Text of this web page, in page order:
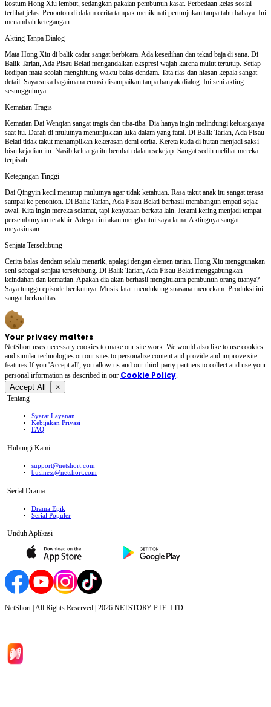
kostum Hong Xiu lembut, sedangkan pakaian pembunuh kasar. Perbedaan kelas sosial
terlihat jelas. Penonton di dalam cerita tampak menikmati pertunjukan tanpa tahu bahaya. Ini
menambah ketegangan.
Akting Tanpa Dialog
Mata Hong Xiu di balik cadar sangat berbicara. Ada kesedihan dan tekad baja di sana. Di
Balik Tarian, Ada Pisau Belati mengandalkan ekspresi wajah karena mulut tertutup. Setiap
kedipan mata seolah menghitung waktu balas dendam. Tata rias dan hiasan kepala sangat
detail. Saya suka bagaimana emosi disampaikan tanpa banyak dialog. Ini seni akting
sesungguhnya.
Kematian Tragis
Kematian Dai Wenqian sangat tragis dan tiba-tiba. Dia hanya ingin melindungi keluarganya
saat itu. Darah di mulutnya menunjukkan luka dalam yang fatal. Di Balik Tarian, Ada Pisau
Belati tidak takut menampilkan kekerasan demi cerita. Kereta kuda di hutan menjadi saksi
bisu kejadian itu. Nasib keluarga itu berubah dalam sekejap. Sangat sedih melihat mereka
terpisah.
Ketegangan Tinggi
Dai Qingyin kecil menutup mulutnya agar tidak ketahuan. Rasa takut anak itu sangat terasa
sampai ke penonton. Di Balik Tarian, Ada Pisau Belati berhasil membangun empati sejak
awal. Kita ingin mereka selamat, tapi kenyataan berkata lain. Jerami kering menjadi tempat
persembunyian terakhir. Adegan ini akan menghantui saya lama. Aktingnya sangat
meyakinkan.
Senjata Terselubung
Cerita balas dendam selalu menarik, apalagi dengan elemen tarian. Hong Xiu menggunakan
seni sebagai senjata terselubung. Di Balik Tarian, Ada Pisau Belati menggabungkan
keindahan dan kematian. Apakah dia akan berhasil menghukum pembunuh orang tuanya?
Saya tunggu episode berikutnya. Musik latar mendukung suasana mencekam. Produksi ini
sangat berkualitas.
Your privacy matters
NetShort uses necessary cookies to make our site work. We would also like to use cookies
and similar technologies on our sites to personalize content and provide and improve site
features.If you 'Accept all', you allow us and our third-party partners to collect and use your
personal irformation as described in our Cookie Policy.
Accept All ×
Tentang
Syarat Layanan
Kebijakan Privasi
FAQ
Hubungi Kami
support@netshort.com
business@netshort.com
Serial Drama
Drama Epik
Serial Populer
Unduh Aplikasi
NetShort | All Rights Reserved | 2026 NETSTORY PTE. LTD.